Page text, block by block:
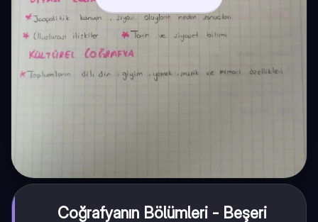
Coğrafyanın Bölümleri - Beşeri